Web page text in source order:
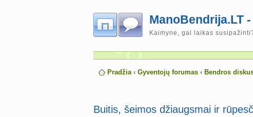
ManoBendrija.LT
Kaimyne, gal laikas
Pradžia ‹ Gyventojų forumas ‹ Bendros
Buitis, šeimos džiaugsmai ir